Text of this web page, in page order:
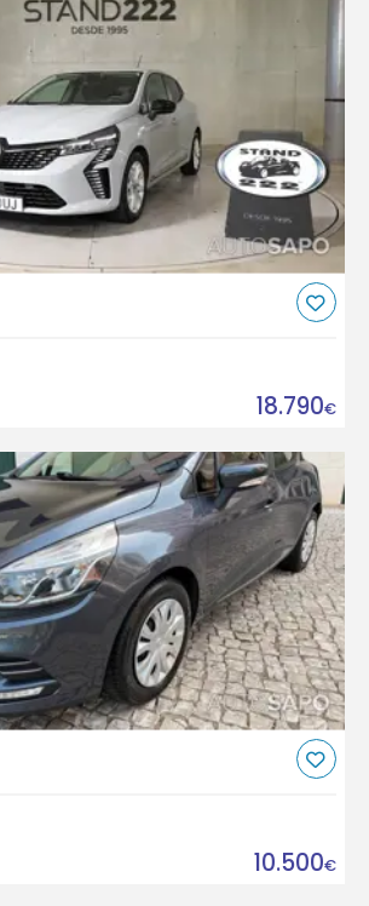
18.790€
10.500€